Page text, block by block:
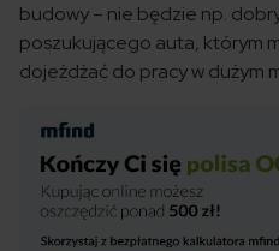
budowy – nie będzie np.
poszukującego auta, którym
dojeżdżać do pracy w dużym